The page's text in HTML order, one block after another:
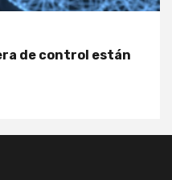
de control están